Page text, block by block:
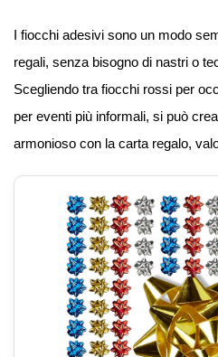
I fiocchi adesivi sono un modo
regali, senza bisogno di nastri o
Scegliendo tra fiocchi rossi per
per eventi più informali, si può
armonioso con la carta regalo,